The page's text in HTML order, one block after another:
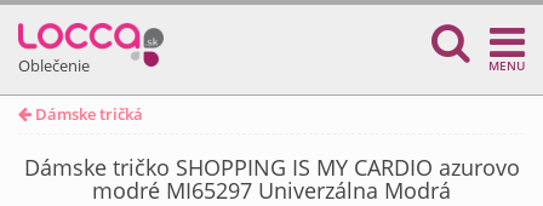
Oblečenie MENU
Dámske tričká
Dámske tričko SHOPPING IS MY CARDIO azurovo
modré MI65297 Univerzálna Modrá